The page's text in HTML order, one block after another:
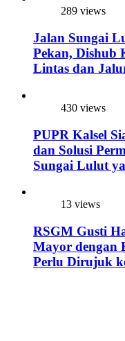
289 views
Jalan Sungai
Pekan, Dishub
Lintas dan
430 views
PUPR Kalsel
dan Solusi
Sungai Lulut
13 views
RSGM Gusti
Mayor dengan
Perlu Dirujuk